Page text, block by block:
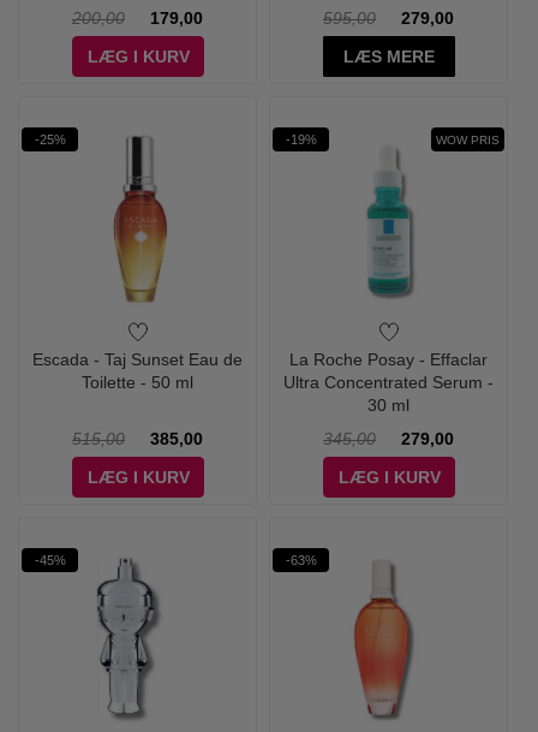
200,00
179,00
LÆG I KURV
595,00
279,00
LÆS MERE
-25%
Escada - Taj Sunset Eau de
Toilette - 50 ml
515,00
385,00
LÆG I KURV
-19% WOW PRIS
La Roche Posay - Effaclar
Ultra Concentrated Serum -
30 ml
345,00
279,00
LÆG I KURV
-45% -63%